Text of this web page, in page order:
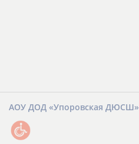
АОУ ДОД «Упоровская ДЮСШ»